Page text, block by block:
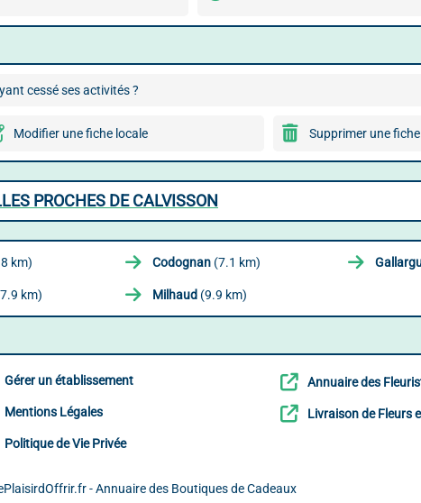
cessé ses activités ?
Modifier une fiche locale Supprimer une
PROCHES DE CALVISSON
km) Codognan (7.1 km)
km) Milhaud (9.9 km)
Gérer un établissement
Mentions Légales
Politique de Vie Privée
Annuaire des
Livraison de Fleurs
- Annuaire des Boutiques de Cadeaux